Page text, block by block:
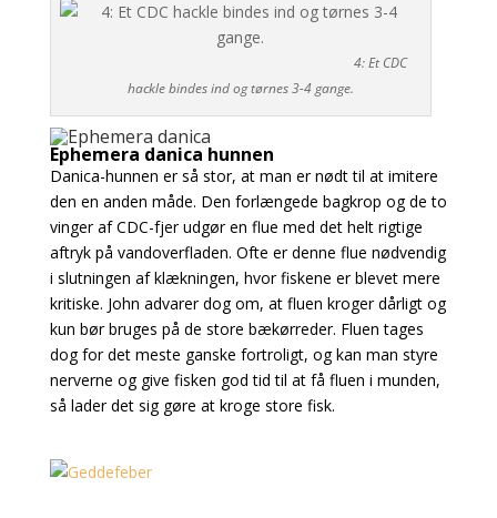
4: Et CDC
hackle bindes ind og tørnes 3-4 gange.
Ephemera danica hunnen
Danica-hunnen er så stor, at man er nødt til at imitere
den en anden måde. Den forlængede bagkrop og de to
vinger af CDC-fjer udgør en flue med det helt rigtige
aftryk på vandoverfladen. Ofte er denne flue nødvendig
i slutningen af klækningen, hvor fiskene er blevet mere
kritiske. John advarer dog om, at fluen kroger dårligt og
kun bør bruges på de store bækørreder. Fluen tages
dog for det meste ganske fortroligt, og kan man styre
nerverne og give fisken god tid til at få fluen i munden,
så lader det sig gøre at kroge store fisk.